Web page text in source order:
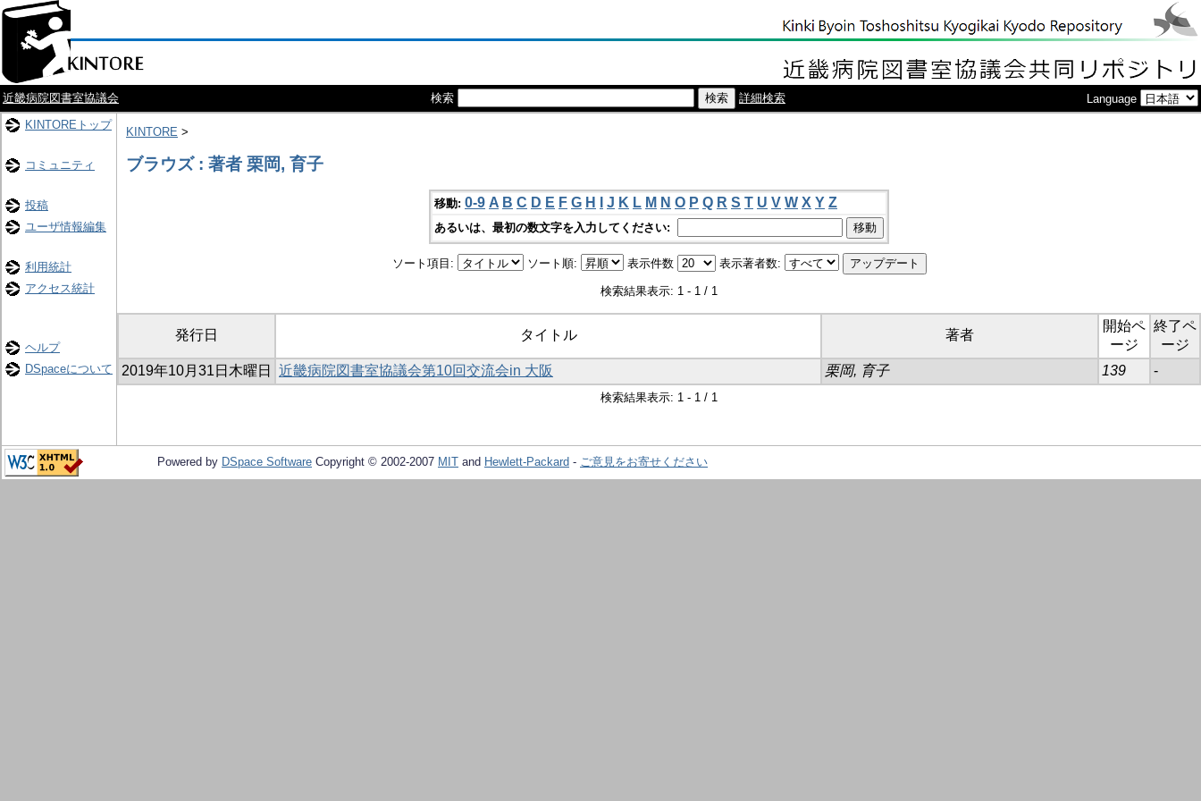
近畿病院図書室協議会 検索 詳細検索
Language
KINTOREトップ
コミュニティ
投稿
ユーザ情報編集
利用統計
アクセス統計
ヘルプ
DSpaceについて
KINTORE >
ブラウズ : 著者 栗岡, 育子
移動: 0-9 A B C D E F G H J K L M N O P Q R S T U V W X Y Z
あるいは、最初の数文字を入力してください:
ソート項目: ソート順: 表示件数 表示著者数:
検索結果表示: 1 - 1 / 1
発行日 タイトル 著者
開始ペ
ージ
終了ペ
ージ
2019年10月31日木曜日
近畿病院図書室協議会第10回交流会in 大阪 栗岡, 育子 139 -
検索結果表示: 1 - 1 / 1
Powered by DSpace Software Copyright © 2002-2007 MIT and Hewlett-Packard - ご意見をお寄せください